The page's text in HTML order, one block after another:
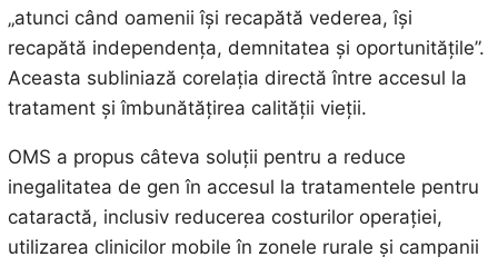
„atunci când oamenii își recapătă vederea, își
recapătă independența, demnitatea și oportunitățile”.
Aceasta subliniază corelația directă între accesul la
tratament și îmbunătățirea calității vieții.
OMS a propus câteva soluții pentru a reduce
inegalitatea de gen în accesul la tratamentele pentru
cataractă, inclusiv reducerea costurilor operației,
utilizarea clinicilor mobile în zonele rurale și campanii